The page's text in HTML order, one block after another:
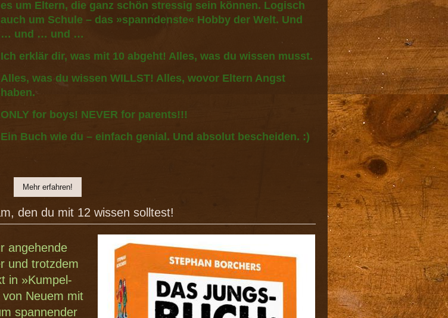
es um Eltern, die ganz schön stressig sein können. Logisch
auch um Schule – das »spanndenste« Hobby der Welt. Und
… und … und …
Ich erklär dir, was mit 10 abgeht! Alles, was du wissen musst.
Alles, was du wissen WILLST! Alles, wovor Eltern Angst
haben.
ONLY for boys! NEVER for parents!!!
Ein Buch wie du – einfach genial. Und absolut bescheiden. :)
Mehr erfahren!
den du mit 12 wissen solltest!
angehende
und trotzdem
in »Kumpel-
Neuem mit
spannender